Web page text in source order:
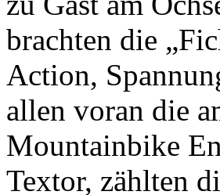
brachten die
Action,
allen voran die
Mountainbike
Textor, zählten